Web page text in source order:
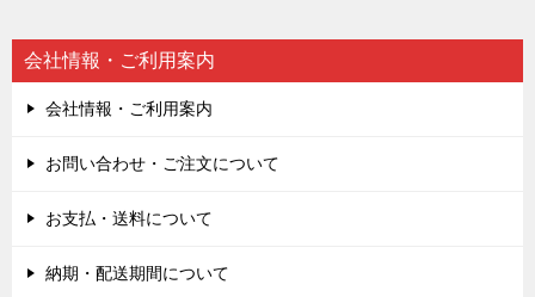
会社情報・ご利用案内
会社情報・ご利用案内
お問い合わせ・ご注文について
お支払・送料について
納期・配送期間について